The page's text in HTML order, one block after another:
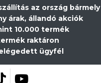
az ország
árak, állandó akciók
10.000 termék
raktáron
ügyfél
be Instagramon
Kövess be TikTokon
YouTube